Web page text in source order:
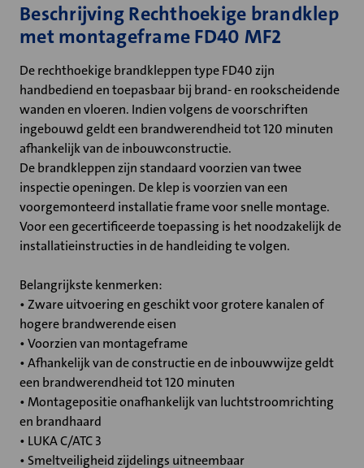
Beschrijving Rechthoekige brandklep
met montageframe FD40 MF2
De rechthoekige brandkleppen type FD40 zijn
handbediend en toepasbaar bij brand- en rookscheidende
wanden en vloeren. Indien volgens de voorschriften
ingebouwd geldt een brandwerendheid tot 120 minuten
afhankelijk van de inbouwconstructie.
De brandkleppen zijn standaard voorzien van twee
inspectie openingen. De klep is voorzien van een
voorgemonteerd installatie frame voor snelle montage.
Voor een gecertificeerde toepassing is het noodzakelijk de
installatieinstructies in de handleiding te volgen.
Belangrijkste kenmerken:
• Zware uitvoering en geschikt voor grotere kanalen of
hogere brandwerende eisen
• Voorzien van montageframe
• Afhankelijk van de constructie en de inbouwwijze geldt
een brandwerendheid tot 120 minuten
• Montagepositie onafhankelijk van luchtstroomrichting
en brandhaard
• LUKA C/ATC 3
• Smeltveiligheid zijdelings uitneembaar